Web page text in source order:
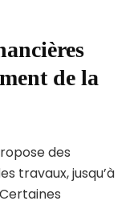
de la
des
travaux, jusqu’à